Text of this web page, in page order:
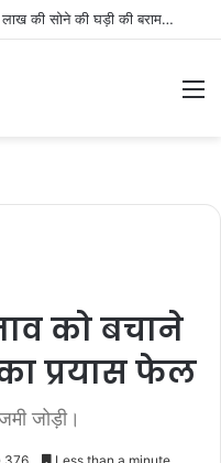
शाबाश जीआरपी दादर सिर्फ 7 दिन में सात लाख की सोने की घड़ी की बरामदी की
को बचाने
प्रयास फेल
जोड़ी।